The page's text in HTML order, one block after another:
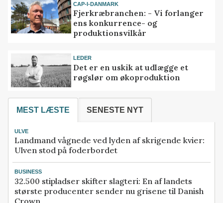
CAP-I-DANMARK
Fjerkræbranchen: - Vi forlanger
ens konkurrence- og
produktionsvilkår
LEDER
Det er en uskik at udlægge et
røgslør om økoproduktion
MEST LÆSTE SENESTE NYT
ULVE
Landmand vågnede ved lyden af skrigende kvier:
Ulven stod på foderbordet
BUSINESS
32.500 stipladser skifter slagteri: En af landets
største producenter sender nu grisene til Danish
Crown